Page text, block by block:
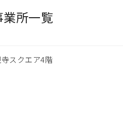
業所一覧
スクエア4階